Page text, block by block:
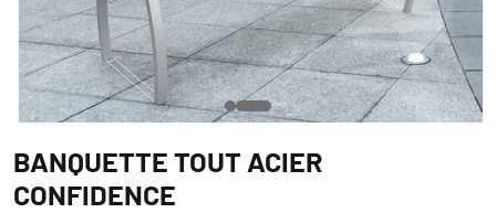
BANQUETTE TOUT ACIER
CONFIDENCE